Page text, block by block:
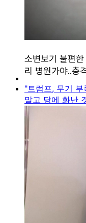
"트럼프, 무기
말고 당에 화난